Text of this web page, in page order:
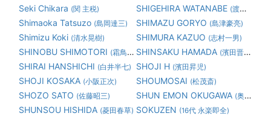
Seki Chikara (関 主税) SHIGEHIRA WATANABE (渡邊繁平)
Shimaoka Tatsuzo (島岡達三) SHIMAZU GORYO (島津豪亮)
Shimizu Koki (清水晃樹) SHIMURA KAZUO (志村一男)
SHINOBU SHIMOTORI (霜鳥 忍) SHINSAKU HAMADA (濱田晋作)
SHIRAI HANSHICHI (白井半七) SHOJI H (濱田昇児)
SHOJI KOSAKA (小阪正次) SHOUMOSAI (松茂斎)
SHOZO SATO (佐藤昭三) SHUN EMON OKUGAWA (奥川俊右衛門)
SHUNSOU HISHIDA (菱田春草) SOKUZEN (16代 永楽即全)